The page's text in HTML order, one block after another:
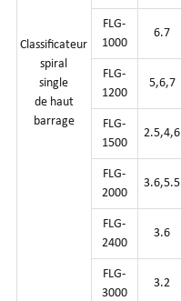
Classificateur
spiral
single
de haut
barrage
FLG-
1000
6.7
FLG-
1200
5,6,7
FLG-
1500
2.5,4,6
FLG-
2000
3.6,5.5
FLG-
2400
3.6
FLG-
3000
3.2